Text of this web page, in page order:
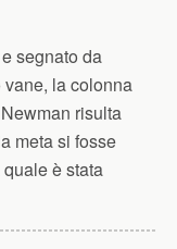
segnato da
la colonna
risulta
meta si fosse
è stata